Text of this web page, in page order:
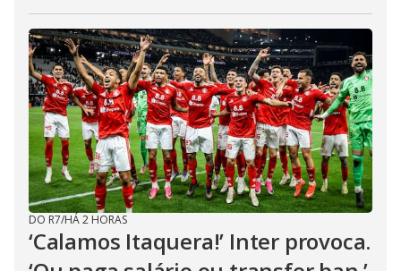
DO R7/HÁ 2 HORAS
‘Calamos Itaquera!’ Inter provoca.